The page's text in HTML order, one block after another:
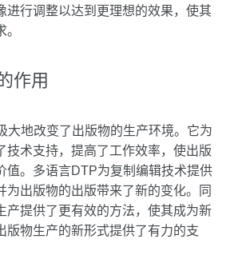
进行调整以达到更理想的效果，使其
作用
大地改变了出版物的生产环境。它为
技术支持，提高了工作效率，使出版
值。多语言DTP为复制编辑技术提供
为出版物的出版带来了新的变化。同
产提供了更有效的方法，使其成为新
版物生产的新形式提供了有力的支